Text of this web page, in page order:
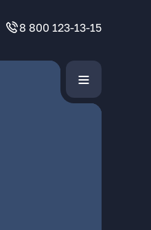
8 800 123-13-15